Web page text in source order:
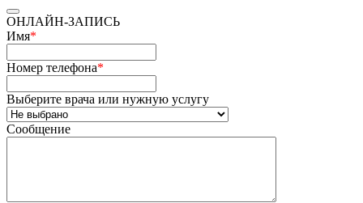
ОНЛАЙН-ЗАПИСЬ
Имя*
Номер телефона*
Выберите врача или нужную услугу
Сообщение